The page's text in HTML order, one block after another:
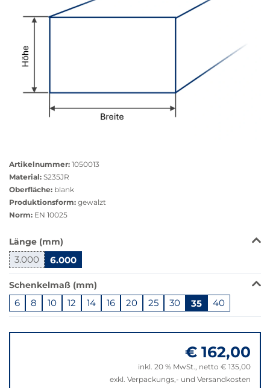
anzeigen
Artikelnummer: 1050013
Material: S235JR
Oberfläche: blank
Produktionsform: gewalzt
Norm: EN 10025
Das
Produkt
ist
in
dieser
Variante
nicht
Bei
Länge (mm)
3.000 6.000
Schenkelmaß (mm)
6 8 10 12 14 16 20 25 30 35 40
zu
€ 162,00
inkl. 20 % MwSt., netto € 135,00
exkl. Verpackungs,- und Versandkosten